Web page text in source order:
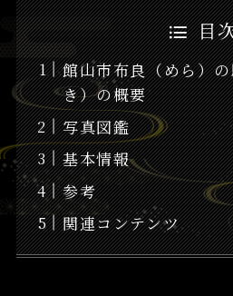
目
館山市布良（めら）
き）の概要
写真図鑑
基本情報
参考
関連コンテンツ